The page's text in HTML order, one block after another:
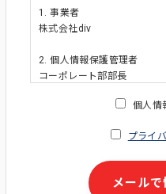
1. 事業者
株式会社div
2. 個人情報保護管理者
コーポレート部部長
・ご請求された資料の送付
・本サービス及び本サービ
ビス又は商品等の広告配信
個人情
プライ
メールで